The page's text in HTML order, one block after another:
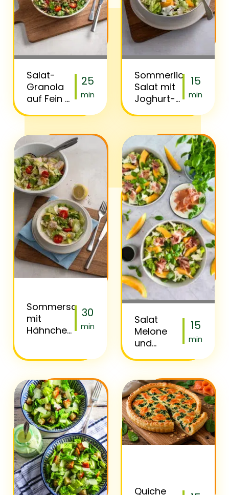
Salat-
Granola
auf Fein &
25
min
Sommerlicher
Salat mit
Joghurt-
15
min
Sommersalat
mit
Hähnchen
30
min
Salat
Melone
und
15
min
Quiche